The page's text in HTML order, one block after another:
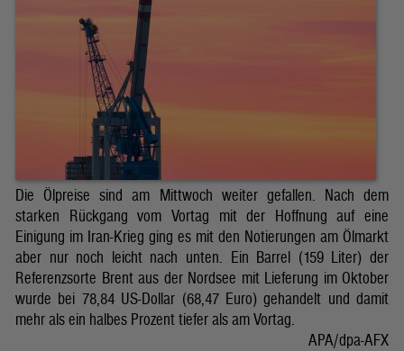
Die Ölpreise sind am Mittwoch weiter gefallen. Nach dem
starken Rückgang vom Vortag mit der Hoffnung auf eine
Einigung im Iran-Krieg ging es mit den Notierungen am Ölmarkt
aber nur noch leicht nach unten. Ein Barrel (159 Liter) der
Referenzsorte Brent aus der Nordsee mit Lieferung im Oktober
wurde bei 78,84 US-Dollar (68,47 Euro) gehandelt und damit
mehr als ein halbes Prozent tiefer als am Vortag.
APA/dpa-AFX